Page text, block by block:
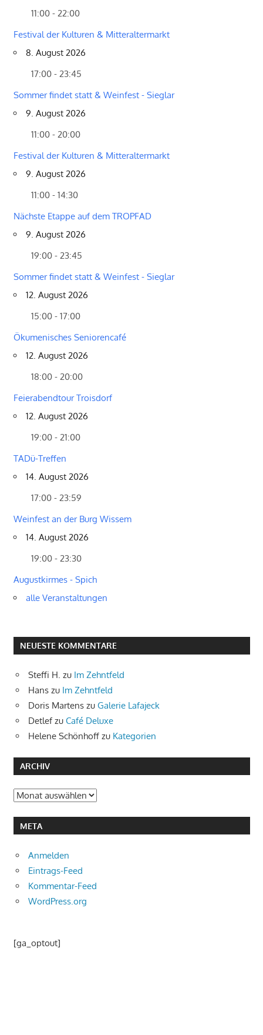
11:00 - 22:00
Festival der Kulturen & Mitteraltermarkt
8. August 2026
17:00 - 23:45
Sommer findet statt & Weinfest - Sieglar
9. August 2026
11:00 - 20:00
Festival der Kulturen & Mitteraltermarkt
9. August 2026
11:00 - 14:30
Nächste Etappe auf dem TROPFAD
9. August 2026
19:00 - 23:45
Sommer findet statt & Weinfest - Sieglar
12. August 2026
15:00 - 17:00
Ökumenisches Seniorencafé
12. August 2026
18:00 - 20:00
Feierabendtour Troisdorf
12. August 2026
19:00 - 21:00
TADü-Treffen
14. August 2026
17:00 - 23:59
Weinfest an der Burg Wissem
14. August 2026
19:00 - 23:30
Augustkirmes - Spich
alle Veranstaltungen
NEUESTE KOMMENTARE
Steffi H. zu Im Zehntfeld
Hans zu Im Zehntfeld
Doris Martens zu Galerie Lafajeck
Detlefzu Café Deluxe
Helene Schönhoff zu Kategorien
ARCHIV
Archiv
META
Anmelden
Eintrags-Feed
Kommentar-Feed
WordPress.org
[ga_optout]